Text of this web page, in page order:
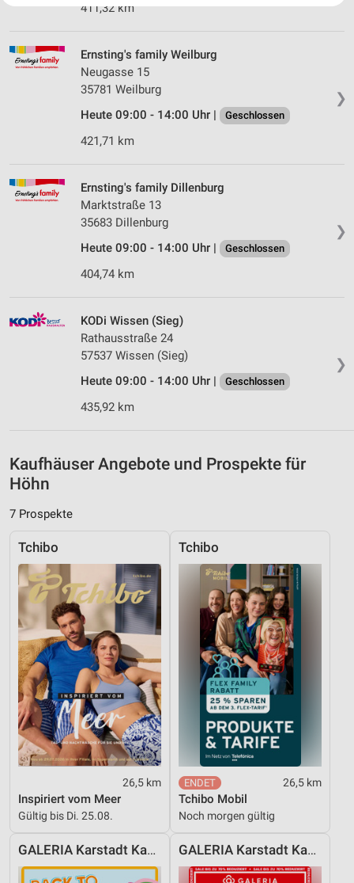
411,32 km
❯
Ernsting's family Weilburg
Neugasse 15
35781 Weilburg
Heute 09:00 - 14:00 Uhr |
Geschlossen
421,71 km
❯
Ernsting's family Dillenburg
Marktstraße 13
35683 Dillenburg
Heute 09:00 - 14:00 Uhr |
Geschlossen
404,74 km
❯
KODi Wissen (Sieg)
Rathausstraße 24
57537 Wissen (Sieg)
Heute 09:00 - 14:00 Uhr |
Geschlossen
435,92 km
Kaufhäuser Angebote und Prospekte für
Höhn
7 Prospekte
Tchibo
26,5 km
Inspiriert vom Meer
Gültig bis Di. 25.08.
Tchibo
26,5 km
Tchibo Mobil
Noch morgen gültig
GALERIA Karstadt Kaufhof GALERIA Karstadt Kaufhof
Website/App.
Wir nutzen Ihre Daten für folgende Zwecke:
IAB-Verarbeitungszwecke:
Speichern von oder Zugriff auf Informationen
auf einem Endgerät
Verwendung reduzierter Daten zur Auswahl von
Erstellung von Profilen für personalisierte
Werbung
Verwendung von Profilen zur Auswahl
personalisierter Werbung
Erstellung von Profilen zur Personalisierung
Verwendung von Profilen zur Auswahl
personalisierter Inhalte
Messung der Performance von Inhalten
Quellen
Inhalten
IAB-Besonderheiten:
Verwendung genauer Standortdaten
Geräte anhand von aktiv angeforderten
Informationen identifizieren
Nicht-IAB-Verarbeitungszwecke:
Notwendig
Performance
Funktional